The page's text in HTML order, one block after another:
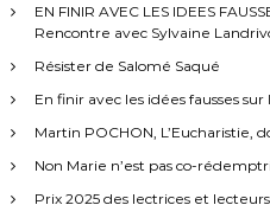
EN FINIR AVEC LES IDEES
Rencontre avec Sylvaine
Résister de Salomé Saqué
En finir avec les idées fausses
Martin POCHON, L’Eucharistie,
Non Marie n’est pas co-
Prix 2025 des lectrices et